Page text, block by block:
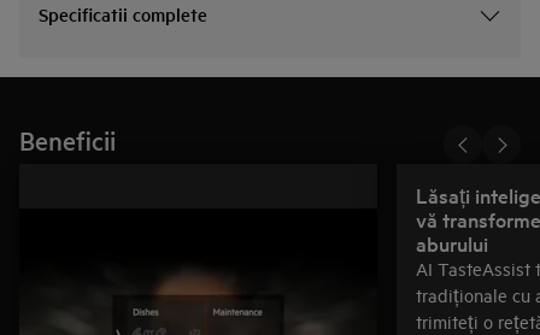
Specificatii complete
Beneficii
Lăsați
vă
aburului
AI TasteAssist
tradiționale cu
trimiteți o